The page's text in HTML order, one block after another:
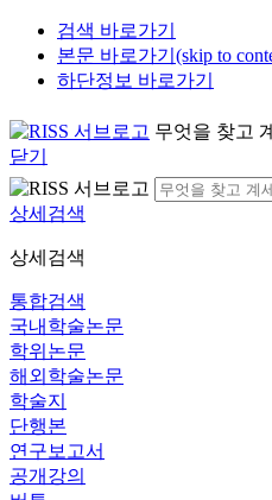
검색 바로가기
본문 바로가기(skip to
하단정보 바로가기
무엇을 찾고
닫기
상세검색
상세검색
통합검색
국내학술논문
학위논문
해외학술논문
학술지
단행본
연구보고서
공개강의